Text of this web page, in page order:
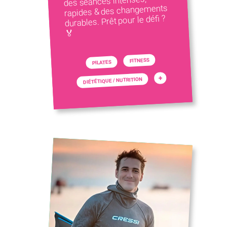
rapides & des changements
durables. Prêt pour le défi ?
🏅
PILATES FITNESS
DIÉTÉTIQUE / NUTRITION +